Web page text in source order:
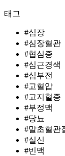
태그
#심장
#심장혈관
#협심증
#심근경색
#심부전
#고혈압
#고지혈증
#부정맥
#당뇨
#말초혈관
#실신
#빈맥